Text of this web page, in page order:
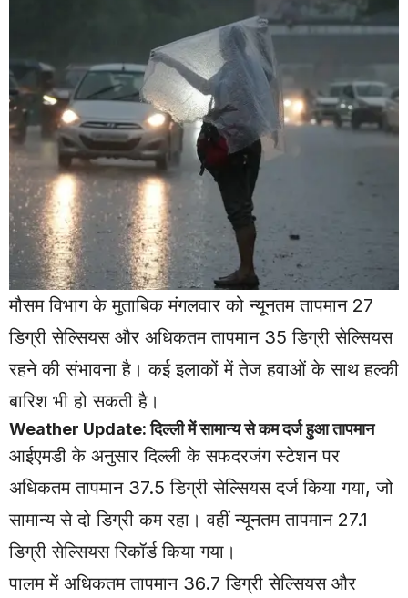
मौसम विभाग के मुताबिक मंगलवार को न्यूनतम तापमान 27
डिग्री सेल्सियस और अधिकतम तापमान 35 डिग्री सेल्सियस
रहने की संभावना है। कई इलाकों में तेज हवाओं के साथ हल्की
बारिश भी हो सकती है।
Weather Update: दिल्ली में सामान्य से कम दर्ज हुआ तापमान
आईएमडी के अनुसार दिल्ली के सफदरजंग स्टेशन पर
अधिकतम तापमान 37.5 डिग्री सेल्सियस दर्ज किया गया, जो
सामान्य से दो डिग्री कम रहा। वहीं न्यूनतम तापमान 27.1
डिग्री सेल्सियस रिकॉर्ड किया गया।
पालम में अधिकतम तापमान 36.7 डिग्री सेल्सियस और